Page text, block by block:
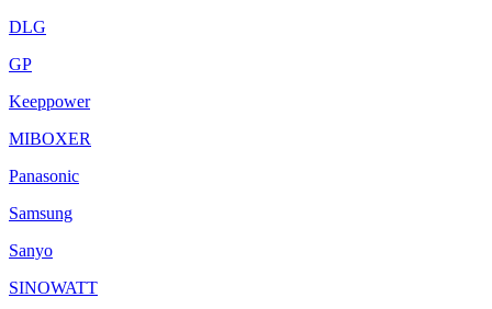
DLG
GP
Keeppower
MIBOXER
Panasonic
Samsung
Sanyo
SINOWATT